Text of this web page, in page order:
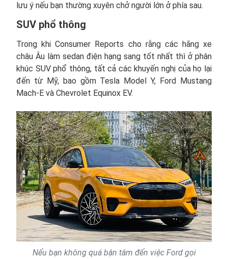
lưu ý nếu bạn thường xuyên chở người lớn ở phía sau.
SUV phổ thông
Trong khi Consumer Reports cho rằng các hãng xe
châu Âu làm sedan điện hạng sang tốt nhất thì ở phân
khúc SUV phổ thông, tất cả các khuyến nghị của họ lại
đến từ Mỹ, bao gồm Tesla Model Y, Ford Mustang
Mach-E và Chevrolet Equinox EV.
Nếu bạn không quá bận tâm đến việc Ford gọi